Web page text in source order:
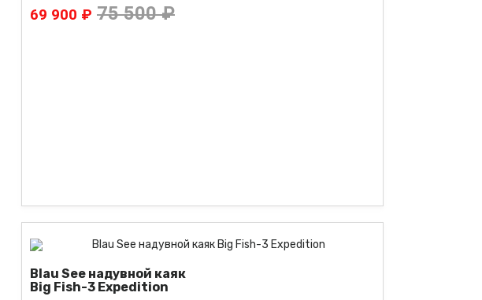
69 900 ₽ 75 500 ₽
Blau See надувной каяк
Big Fish-3 Expedition